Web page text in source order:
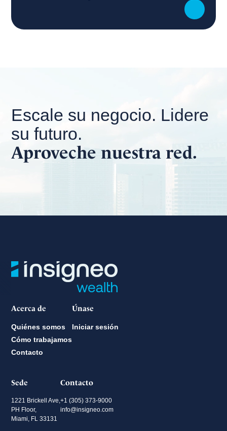
Escale su negocio. Lidere
su futuro.
Aproveche nuestra red.
Acerca de
Quiénes somos
Cómo trabajamos
Contacto
Únase
Iniciar sesión
Sede
1221 Brickell Ave,
PH Floor,
Miami, FL 33131
Contacto
+1 (305) 373-9000
info@insigneo.com